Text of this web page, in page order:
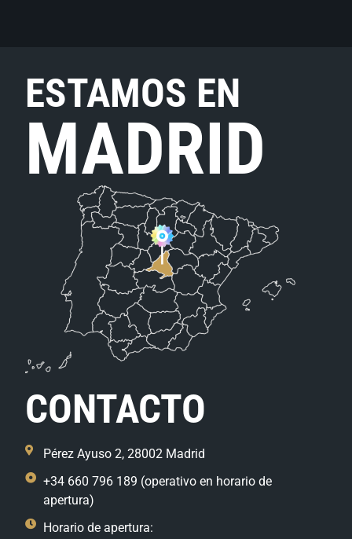
ESTAMOS EN
MADRID
CONTACTO
Pérez Ayuso 2, 28002 Madrid
+34 660 796 189 (operativo en horario de
apertura)
Horario de apertura: